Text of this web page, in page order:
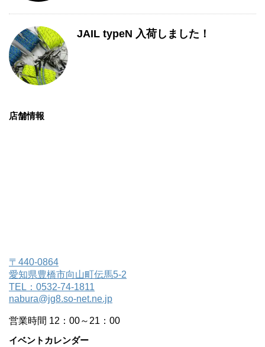
JAIL typeN 入荷しました！
店舗情報
〒440-0864
愛知県豊橋市向山町伝馬5-2
TEL：0532-74-1811
nabura@jg8.so-net.ne.jp
営業時間 12：00～21：00
イベントカレンダー